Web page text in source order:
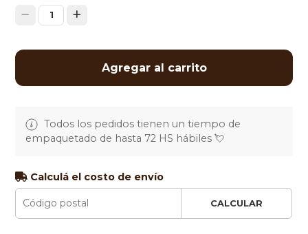
1
Agregar al carrito
Todos los pedidos tienen un tiempo de
empaquetado de hasta 72 HS hábiles 💘
Calculá el costo de envío
CALCULAR